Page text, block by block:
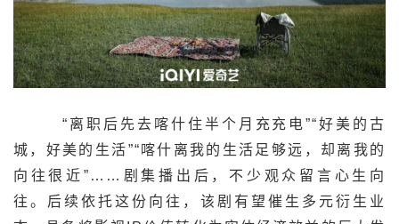
“离职后先去喀什住半个月充充电”“好美的古
城，好美的生活”“喀什离我的生活足够远，却离我的
向往很近”……剧集播出后，不少观众留言心生向
往。后续依托这份向往，该剧有望催生多元衍生业